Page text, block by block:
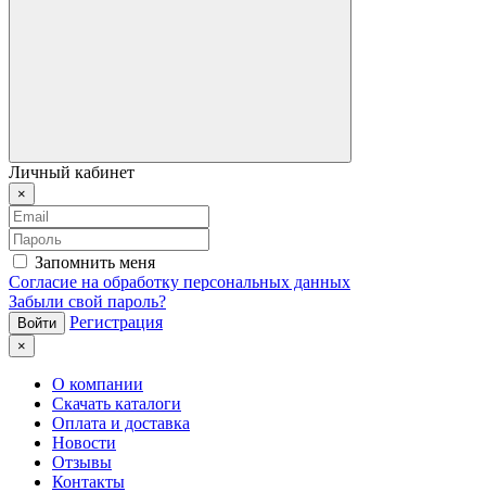
Личный кабинет
×
Запомнить меня
Согласие на обработку персональных данных
Забыли свой пароль?
Регистрация
×
О компании
Скачать каталоги
Оплата и доставка
Новости
Отзывы
Контакты